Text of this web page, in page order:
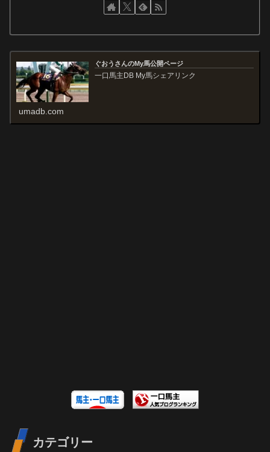
ぐおうさんのMy馬公開ページ
一口馬主DB My馬シェアリンク
umadb.com
カテゴリー